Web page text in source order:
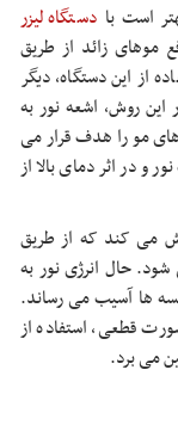
است با دستگاه لیزر
موهای زائد از طریق
از این دستگاه، دیگر
روش، اشعه نور به
مو را هدف قرار می
در اثر دمای بالا از
می کند که از طریق
حال انرژی نور به
ها آسیب می رساند.
قطعی، استفاده از